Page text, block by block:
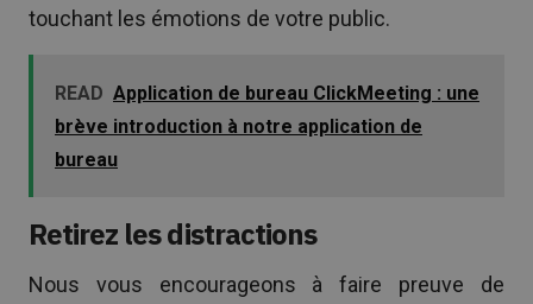
touchant les émotions de votre public.
READ Application de bureau ClickMeeting : une
brève introduction à notre application de
bureau
Retirez les distractions
Nous vous encourageons à faire preuve de